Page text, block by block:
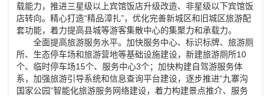
载能力，推进三星级以上宾馆饭店升级改造、非星级以下宾馆饭
店转向。精心打造“精品漳扎”，优化完善新城区和旧城区旅游配
套功能，着力提高县城等游客集散中心的集聚力和承载力。
全面提高旅游服务水平。加快服务中心、标识标牌、旅游厕
所、生态停车场和旅游营地等基础设施建设，新建旅游厕所10
个、临时停车场15个、服务中心3个；加快构建自驾游服务体
系，加强旅游引导系统和信息查询平台建设，逐步推进“九寨沟
国家公园”智能化旅游服务网络建设，着力构建景点推介、服务